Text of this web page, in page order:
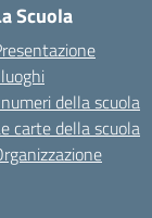
Scuola
della scuola
carte della scuola